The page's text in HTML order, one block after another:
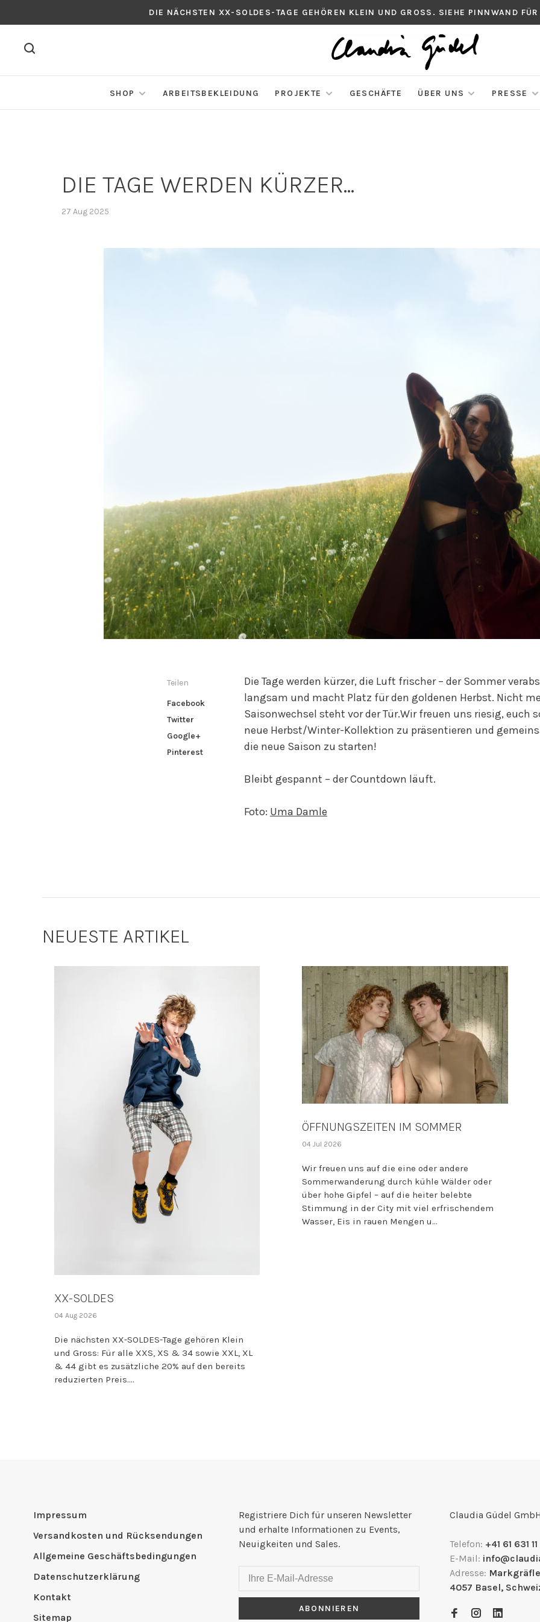
DIE NÄCHSTEN XX-SOLDES-TAGE GEHÖREN KLEIN UND GROSS. SIEHE PINNWAND
SHOP ARBEITSBEKLEIDUNG PROJEKTE GESCHÄFTE ÜBER UNS PRESSE
DIE TAGE WERDEN KÜRZER...
27 Aug 2025
Teilen
Facebook
Twitter
Google+
Pinterest
Die Tage werden kürzer, die Luft frischer – der Sommer
langsam und macht Platz für den goldenen Herbst. Nicht
Saisonwechsel steht vor der Tür.Wir freuen uns riesig, euch
neue Herbst/Winter-Kollektion zu präsentieren und
die neue Saison zu starten!
Bleibt gespannt – der Countdown läuft.
Foto: Uma Damle
NEUESTE ARTIKEL
XX-SOLDES
04 Aug 2026
Die nächsten XX-SOLDES-Tage gehören Klein
und Gross: Für alle XXS, XS & 34 sowie XXL, XL
& 44 gibt es zusätzliche 20% auf den bereits
reduzierten Preis....
ÖFFNUNGSZEITEN IM SOMMER
04 Jul 2026
Wir freuen uns auf die eine oder andere
Sommerwanderung durch kühle Wälder oder
über hohe Gipfel – auf die heiter belebte
Stimmung in der City mit viel erfrischendem
Wasser, Eis in rauen Mengen u...
Impressum
Versandkosten und Rücksendungen
Allgemeine Geschäftsbedingungen
Datenschutzerklärung
Kontakt
Sitemap
Registriere Dich für unseren Newsletter
und erhalte Informationen zu Events,
Neuigkeiten und Sales.
ABONNIEREN
Claudia Güdel
Telefon: +41 61 631
E-Mail:
Adresse:
4057 Basel,